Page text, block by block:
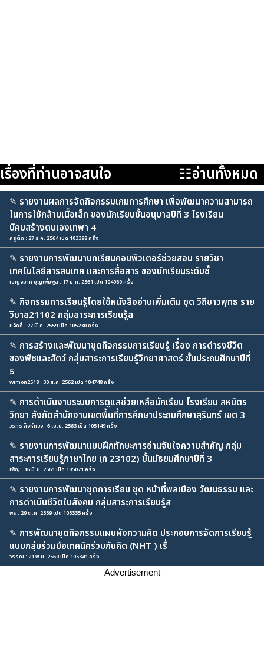
เรื่องที่ท่านอาจสนใจ ☷อ่านทั้งหมด
✎ รายงานผลการจัดกิจกรรมเกมการศึกษา เพื่อพัฒนาความสามารถ
ในการใช้กล้ามเนื้อเล็ก ของนักเรียนชั้นอนุบาลปีที่ 3 โรงเรียน
นิคมสร้างตนเองเทพา 4
ครูติ๊ก : 27 ธ.ค. 2564 เปิด 103398 ครั้ง
✎ รายงานการพัฒนาบทเรียนคอมพิวเตอร์ช่วยสอน รายวิชา
เทคโนโลยีสารสนเทศ และการสื่อสาร ของนักเรียนระดับชั้
เบญจมาศ บุญเพิ่มพูล : 17 ม.ค. 2561 เปิด 104980 ครั้ง
✎ กิจกรรมการเรียนรู้โดยใช้หนังสืออ่านเพิ่มเติม ชุด วิถีชาวพุทธ ราย
วิชาส21102 กลุ่มสาระการเรียนรู้ส
แจ็คกี้ : 27 มี.ค. 2559 เปิด 105230 ครั้ง
✎ การสร้างและพัฒนาชุดกิจกรรมการเรียนรู้ เรื่อง การดำรงชีวิต
ของพืชและสัตว์ กลุ่มสาระการเรียนรู้วิทยาศาสตร์ ชั้นประถมศึกษาปีที่
5
wimon2518 : 30 ส.ค. 2562 เปิด 104748 ครั้ง
✎ การดำเนินงานระบบการดูแลช่วยเหลือนักเรียน โรงเรียน สหมิตร
วิทยา สังกัดสำนักงานเขตพื้นที่การศึกษาประถมศึกษาสุรินทร์ เขต 3
วรกร สิงห์ทอง : 6 เม.ย. 2563 เปิด 105149 ครั้ง
✎ รายงานการพัฒนาแบบฝึกทักษะการอ่านจับใจความสำคัญ กลุ่ม
สาระการเรียนรู้ภาษาไทย (ท 23102) ชั้นมัธยมศึกษาปีที่ 3
เพ็ญ : 16 มิ.ย. 2561 เปิด 105071 ครั้ง
✎ รายงานการพัฒนาชุดการเรียน ชุด หน้าที่พลเมือง วัฒนธรรม และ
การดำเนินชีวิตในสังคม กลุ่มสาระการเรียนรู้ส
พร : 29 ต.ค. 2559 เปิด 105335 ครั้ง
✎ การพัฒนาชุดกิจกรรมแผนผังความคิด ประกอบการจัดการเรียนรู้
แบบกลุ่มร่วมมือเทคนิคร่วมกันคิด (NHT ) เรื่
วรรณ : 21 พ.ย. 2560 เปิด 105341 ครั้ง
Advertisement